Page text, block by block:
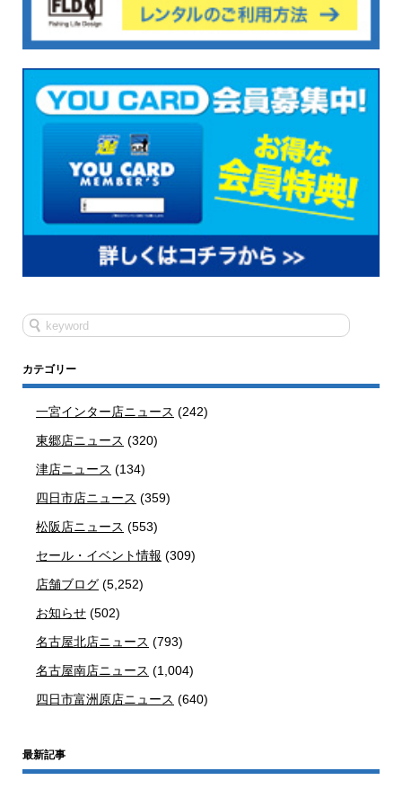
カテゴリー
一宮インター店ニュース (242)
東郷店ニュース (320)
津店ニュース (134)
四日市店ニュース (359)
松阪店ニュース (553)
セール・イベント情報 (309)
店舗ブログ (5,252)
お知らせ (502)
名古屋北店ニュース (793)
名古屋南店ニュース (1,004)
四日市富洲原店ニュース (640)
最新記事